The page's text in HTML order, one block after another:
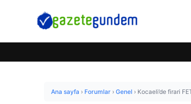
Ana sayfa › Forumlar › Genel › Kocaeli’de firari